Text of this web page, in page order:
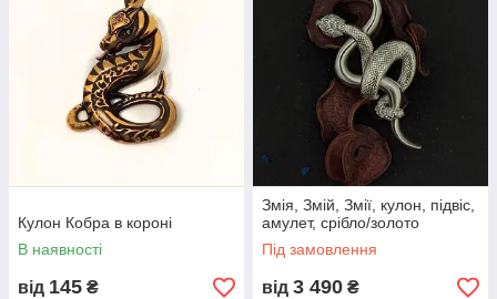
Кулон Кобра в короні
В наявності
від 145 ₴
Змія, Змій, Змії, кулон, підвіс,
амулет, срібло/золото
Під замовлення
від 3 490 ₴